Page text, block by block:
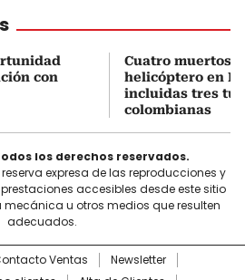
con
Cuatro muertos
helicóptero en
incluidas tres
colombianas
los derechos reservados.
reserva expresa de las reproducciones y
accesibles desde este sitio
u otros medios que resulten
adecuados.
Ventas
Newsletter